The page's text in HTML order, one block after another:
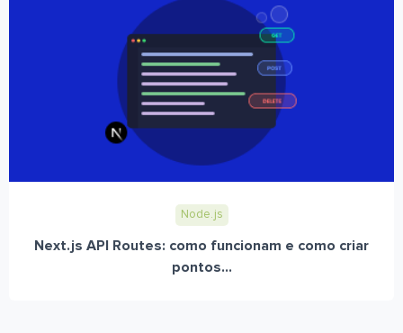
Node.js
Next.js API Routes: como funcionam e como criar
pontos...